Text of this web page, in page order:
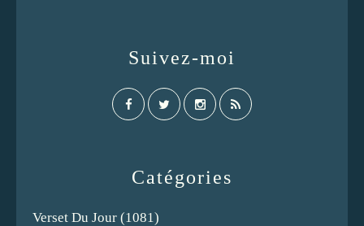
Catégories
Verset Du Jour (1081)
Suivez-moi